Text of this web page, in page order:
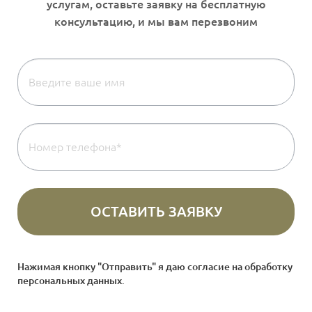
Нажимая кнопку "Отправить" я даю согласие наобработку
персональных данных